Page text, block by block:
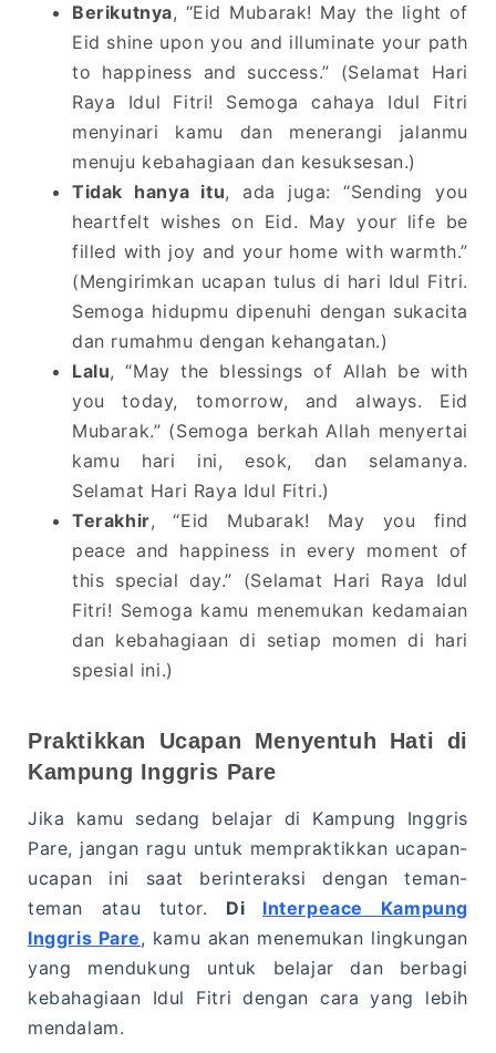
Berikutnya, “Eid Mubarak! May the light of
Eid shine upon you and illuminate your path
to happiness and success.” (Selamat Hari
Raya Idul Fitri! Semoga cahaya Idul Fitri
menyinari kamu dan menerangi jalanmu
menuju kebahagiaan dan kesuksesan.)
Tidak hanya itu, ada juga: “Sending you
heartfelt wishes on Eid. May your life be
filled with joy and your home with warmth.”
(Mengirimkan ucapan tulus di hari Idul Fitri.
Semoga hidupmu dipenuhi dengan sukacita
dan rumahmu dengan kehangatan.)
Lalu, “May the blessings of Allah be with
you today, tomorrow, and always. Eid
Mubarak.” (Semoga berkah Allah menyertai
kamu hari ini, esok, dan selamanya.
Selamat Hari Raya Idul Fitri.)
Terakhir, “Eid Mubarak! May you find
peace and happiness in every moment of
this special day.” (Selamat Hari Raya Idul
Fitri! Semoga kamu menemukan kedamaian
dan kebahagiaan di setiap momen di hari
spesial ini.)
Praktikkan Ucapan Menyentuh Hati di
Kampung Inggris Pare
Jika kamu sedang belajar di Kampung Inggris
Pare, jangan ragu untuk mempraktikkan ucapan-
ucapan ini saat berinteraksi dengan teman-
teman atau tutor. Di Interpeace Kampung
Inggris Pare, kamu akan menemukan lingkungan
yang mendukung untuk belajar dan berbagi
kebahagiaan Idul Fitri dengan cara yang lebih
mendalam.